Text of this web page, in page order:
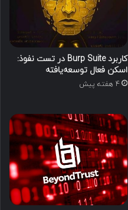
کاربرد Burp Suite در تست نفوذ:
اسکن فعال توسعه‌یافته
4 هفته پیش